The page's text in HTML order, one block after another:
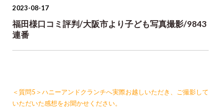
2023-08-17
福田様口コミ評判/大阪市より子ども写真撮影/9843
連番
＜質問5＞ハニーアンドクランチへ実際お越しいただき、ご撮影して
いただいた感想をお聞かせください。